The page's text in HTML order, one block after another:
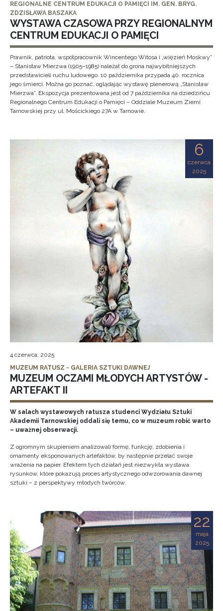
REGIONALNE CENTRUM EDUKACJI O PAMIĘCI IM. GEN. BRYG.
ZDZISŁAWA BASZAKA
WYSTAWA CZASOWA PRZY REGIONALNYM
CENTRUM EDUKACJI O PAMIĘCI
Prawnik, patriota, współpracownik Wincentego Witosa i „więzień Moskwy”
– Stanisław Mierzwa (1905–1985) należał do grona najwybitniejszych
przedstawicieli ruchu ludowego. 10 października przypada 40. rocznica
jego śmierci. Można go poznać, oglądając wystawę plenerową „Stanisław
Mierzwa”. Ekspozycja prezentowana jest od 7 października na dziedzińcu
Regionalnego Centrum Edukacji o Pamięci – Oddziale Muzeum Ziemi
Tarnowskiej przy ul. Mościckiego 27A w Tarnowie.
6
czerwca
2025
4 czerwca, 2025
MUZEUM RATUSZ - GALERIA SZTUKI DAWNEJ
MUZEUM OCZAMI MŁODYCH ARTYSTÓW -
ARTEFAKT II
W salach wystawowych ratusza studenci Wydziału Sztuki
Akademii Tarnowskiej oddali się temu, co w muzeum robić warto
– uważnej obserwacji.
Z ogromnym skupieniem analizowali formę, funkcję, zdobienia i
ornamenty eksponowanych artefaktów, by następnie przelać swoje
wrażenia na papier. Efektem tych działań jest niezwykła wystawa
rysunków, które pokazują proces artystycznego odwzorowania dawnej
sztuki – z perspektywy młodych twórców.
22
maja
2025